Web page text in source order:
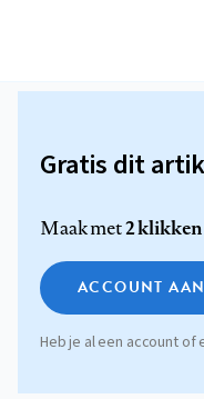
Gratis dit
Maak met2 klikken
ACCOUNT
Heb je al een account of